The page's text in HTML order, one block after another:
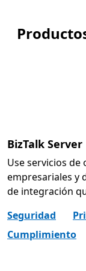
BizTalk Server
Use servicios
empresariales y
de integración
Seguridad
Cumplimiento